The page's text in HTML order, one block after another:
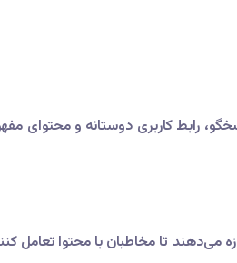
رابط کاربری دوستانه و محتوای
تا مخاطبان با محتوا تعامل